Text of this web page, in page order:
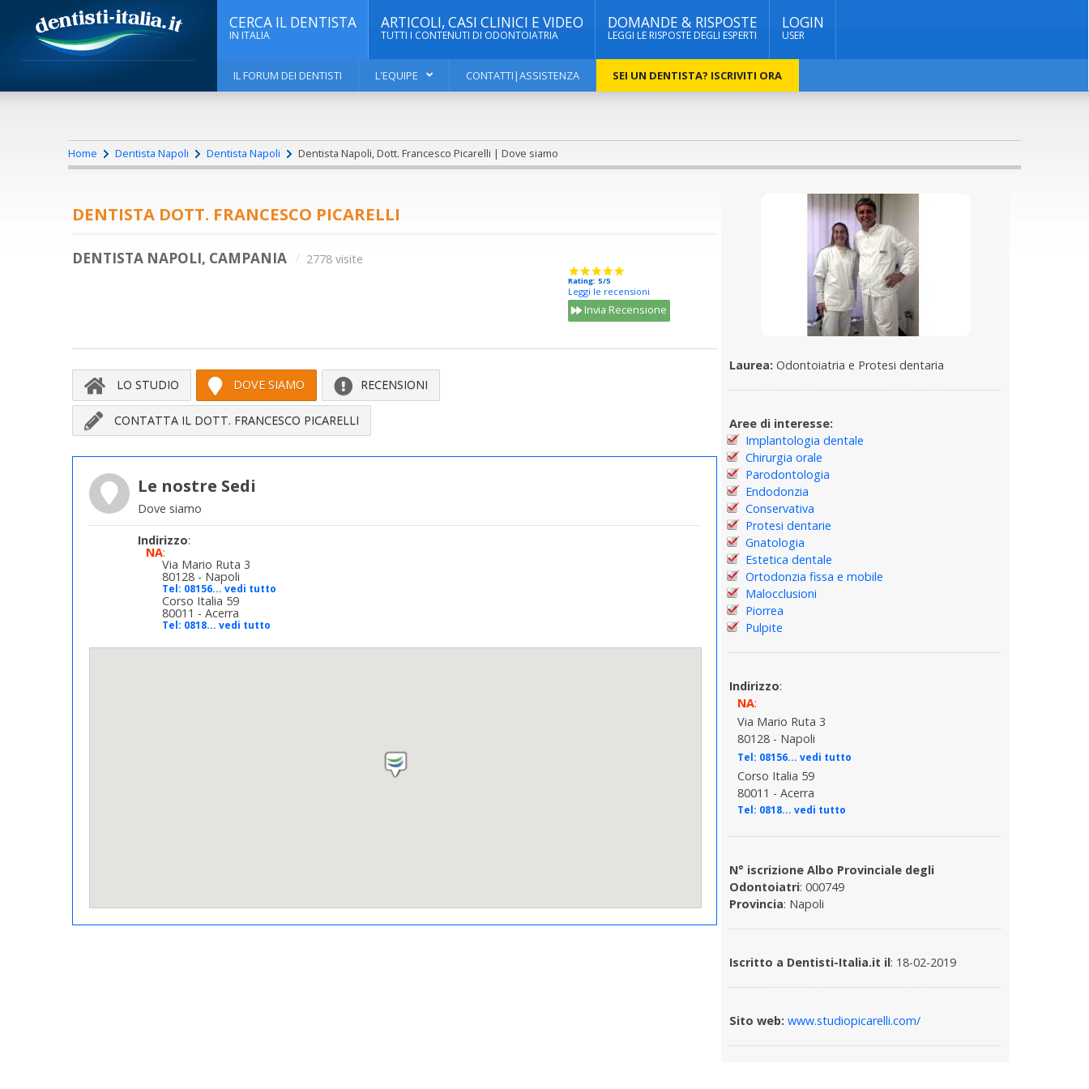
CERCA IL DENTISTA
IN ITALIA
ARTICOLI, CASI CLINICI E VIDEO
TUTTI I CONTENUTI DI ODONTOIATRIA
DOMANDE & RISPOSTE
LEGGI LE RISPOSTE DEGLI ESPERTI
LOGIN
USER
IL FORUM DEI DENTISTI L'EQUIPE CONTATTI|ASSISTENZA SEI UN DENTISTA? ISCRIVITI ORA
Home Dentista Napoli Dentista Napoli Dentista Napoli, Dott. Francesco Picarelli | Dove siamo
DENTISTA DOTT. FRANCESCO PICARELLI
DENTISTA NAPOLI, CAMPANIA 2778 visite
Rating: 5/5
Leggi le recensioni
Invia Recensione
LO STUDIO DOVE SIAMO RECENSIONI
CONTATTA IL DOTT. FRANCESCO PICARELLI
Le nostre Sedi
Dove siamo
Indirizzo:
NA:
Via Mario Ruta 3
80128 - Napoli
Tel: 08156... vedi tutto
Corso Italia 59
80011 - Acerra
Tel: 0818... vedi tutto
Laurea: Odontoiatria e Protesi dentaria
Aree di interesse:
Implantologia dentale
Chirurgia orale
Parodontologia
Endodonzia
Conservativa
Protesi dentarie
Gnatologia
Estetica dentale
Ortodonzia fissa e mobile
Malocclusioni
Piorrea
Pulpite
Indirizzo:
NA:
Via Mario Ruta 3
80128 - Napoli
Tel: 08156... vedi tutto
Corso Italia 59
80011 - Acerra
Tel: 0818... vedi tutto
N° iscrizione Albo Provinciale degli
Odontoiatri: 000749
Provincia: Napoli
Iscritto a Dentisti-Italia.it il: 18-02-2019
Sito web: www.studiopicarelli.com/